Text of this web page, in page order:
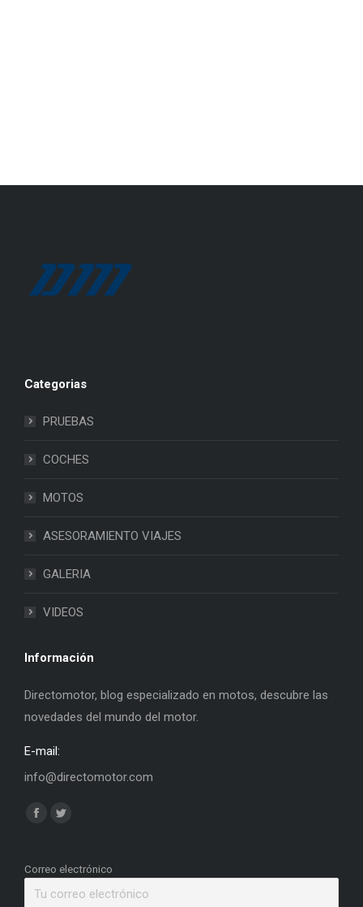
Categorias
PRUEBAS
COCHES
MOTOS
ASESORAMIENTO VIAJES
GALERIA
VIDEOS
Información
Directomotor, blog especializado en motos, descubre las
novedades del mundo del motor.
E-mail:
info@directomotor.com
Find us on:
Facebook
opens
Twitter
opens
Correo electrónico